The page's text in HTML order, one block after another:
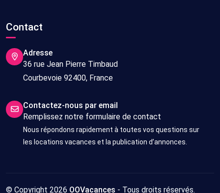
Contact
Adresse
36 rue Jean Pierre Timbaud
Courbevoie 92400, France
Contactez-nous par email
Remplissez notre formulaire de contact
Nous répondons rapidement à toutes vos questions sur
les locations vacances et la publication d’annonces.
© Copyright 2026 OOVacances - Tous droits réservés.